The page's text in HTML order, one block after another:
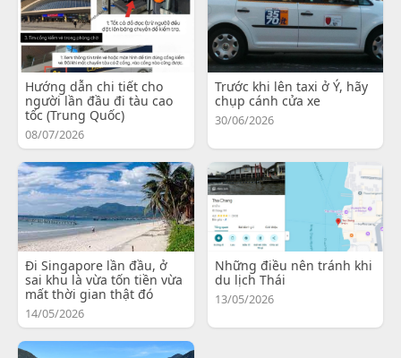
Hướng dẫn chi tiết cho
người lần đầu đi tàu cao
tốc (Trung Quốc)
08/07/2026
Trước khi lên taxi ở Ý, hãy
chụp cánh cửa xe
30/06/2026
Đi Singapore lần đầu, ở
sai khu là vừa tốn tiền vừa
mất thời gian thật đó
14/05/2026
Những điều nên tránh khi
du lịch Thái
13/05/2026